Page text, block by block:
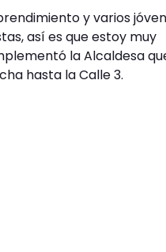
y varios
así es que estoy muy
la Alcaldesa
hasta la Calle 3.